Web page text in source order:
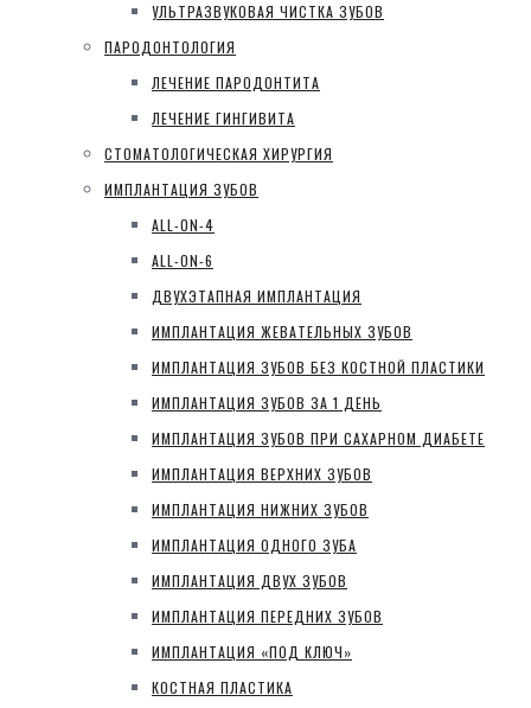
УЛЬТРАЗВУКОВАЯ ЧИСТКА ЗУБОВ
ПАРОДОНТОЛОГИЯ
ЛЕЧЕНИЕ ПАРОДОНТИТА
ЛЕЧЕНИЕ ГИНГИВИТА
СТОМАТОЛОГИЧЕСКАЯ ХИРУРГИЯ
ИМПЛАНТАЦИЯ ЗУБОВ
ALL-ON-4
ALL-ON-6
ДВУХЭТАПНАЯ ИМПЛАНТАЦИЯ
ИМПЛАНТАЦИЯ ЖЕВАТЕЛЬНЫХ ЗУБОВ
ИМПЛАНТАЦИЯ ЗУБОВ БЕЗ КОСТНОЙ ПЛАСТИКИ
ИМПЛАНТАЦИЯ ЗУБОВ ЗА 1 ДЕНЬ
ИМПЛАНТАЦИЯ ЗУБОВ ПРИ САХАРНОМ ДИАБЕТЕ
ИМПЛАНТАЦИЯ ВЕРХНИХ ЗУБОВ
ИМПЛАНТАЦИЯ НИЖНИХ ЗУБОВ
ИМПЛАНТАЦИЯ ОДНОГО ЗУБА
ИМПЛАНТАЦИЯ ДВУХ ЗУБОВ
ИМПЛАНТАЦИЯ ПЕРЕДНИХ ЗУБОВ
ИМПЛАНТАЦИЯ «ПОД КЛЮЧ»
КОСТНАЯ ПЛАСТИКА